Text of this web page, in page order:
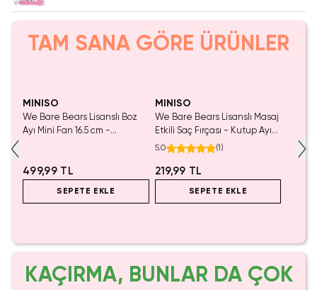
TAM SANA GÖRE ÜRÜNLER
MINISO
We Bare Bears Lisanslı Boz
Ayı Mini Fan 16.5 cm -
499,99 TL
SEPETE EKLE
MINISO
We Bare Bears Lisanslı Masaj
Etkili Saç Fırçası - Kutup Ayısı
Figürlü Kompakt Saç Bakım
5.0 (1 )
219,99 TL
SEPETE EKLE
KAÇIRMA, BUNLAR DA ÇOK